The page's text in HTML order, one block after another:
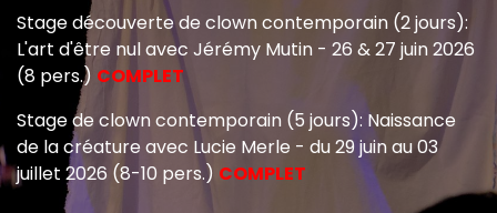
Stage découverte de clown contemporain (2 jours):
L'art d'être nul avec Jérémy Mutin - 26 & 27 juin 2026
(8 pers.) COMPLET
Stage de clown contemporain (5 jours): Naissance
de la créature avec Lucie Merle - du 29 juin au 03
juillet 2026 (8-10 pers.) COMPLET